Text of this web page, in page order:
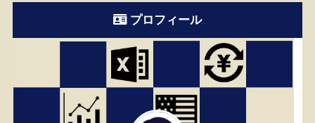
プロフィール